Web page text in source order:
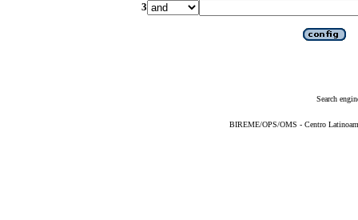
3
Search
BIREME/OPS/OMS - Centro